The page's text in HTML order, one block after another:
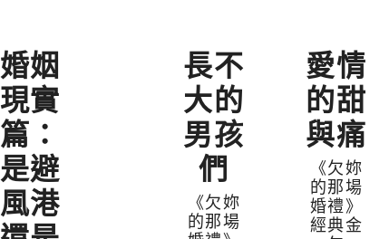
婚姻
現實
篇：
是避
風港
長不
大的
男孩
們
《欠妳
的那場
愛情
的甜
與痛
《欠妳
的那場
婚禮》
經典金